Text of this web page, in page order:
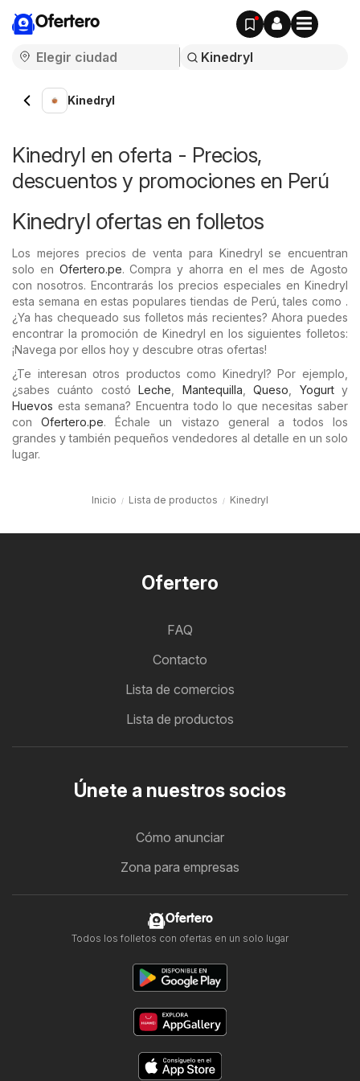
Ofertero
Kinedryl
Kinedryl en oferta - Precios,
descuentos y promociones en Perú
Kinedryl ofertas en folletos
Los mejores precios de venta para Kinedryl se encuentran
solo en Ofertero.pe. Compra y ahorra en el mes de Agosto
con nosotros. Encontrarás los precios especiales en Kinedryl
esta semana en estas populares tiendas de Perú, tales como .
¿Ya has chequeado sus folletos más recientes? Ahora puedes
encontrar la promoción de Kinedryl en los siguientes folletos:
¡Navega por ellos hoy y descubre otras ofertas!
¿Te interesan otros productos como Kinedryl? Por ejemplo,
¿sabes cuánto costóLeche Mantequilla ,Queso Yogurty
Huevos esta semana? Encuentra todo lo que necesitas saber
conOfertero.pe. Échale un vistazo general a todos los
grandes y también pequeños vendedores al detalle en un solo
lugar.
Inicio Lista de productos Kinedryl
Ofertero
FAQ
Contacto
Lista de comercios
Lista de productos
Únete a nuestros socios
Cómo anunciar
Zona para empresas
Ofertero
Todos los folletos con ofertas en un solo lugar